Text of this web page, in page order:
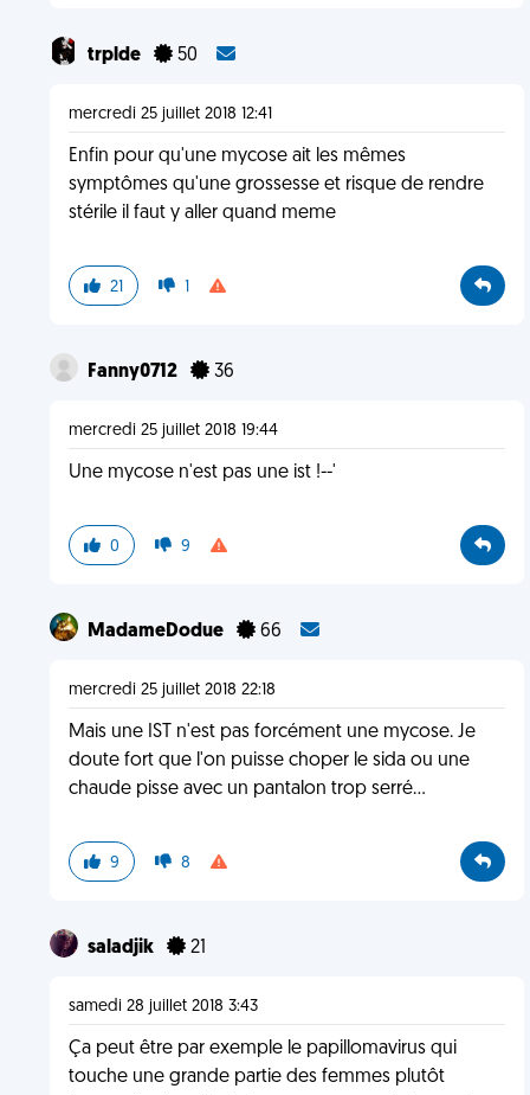
trplde 50
mercredi 25 juillet 2018 12:41
Enfin pour qu'une mycose ait les mêmes
symptômes qu'une grossesse et risque de rendre
stérile il faut y aller quand meme
21 1
Fanny0712 36
mercredi 25 juillet 2018 19:44
Une mycose n'est pas une ist !--'
0 9
MadameDodue 66
mercredi 25 juillet 2018 22:18
Mais une IST n'est pas forcément une mycose. Je
doute fort que l'on puisse choper le sida ou une
chaude pisse avec un pantalon trop serré...
9 8
saladjik 21
samedi 28 juillet 2018 3:43
Ça peut être par exemple le papillomavirus qui
touche une grande partie des femmes plutôt